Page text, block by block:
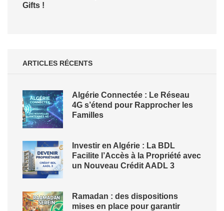
Gifts !
ARTICLES RÉCENTS
Algérie Connectée : Le Réseau
4G s’étend pour Rapprocher les
Familles
Investir en Algérie : La BDL
Facilite l’Accès à la Propriété avec
un Nouveau Crédit AADL 3
Ramadan : des dispositions
mises en place pour garantir